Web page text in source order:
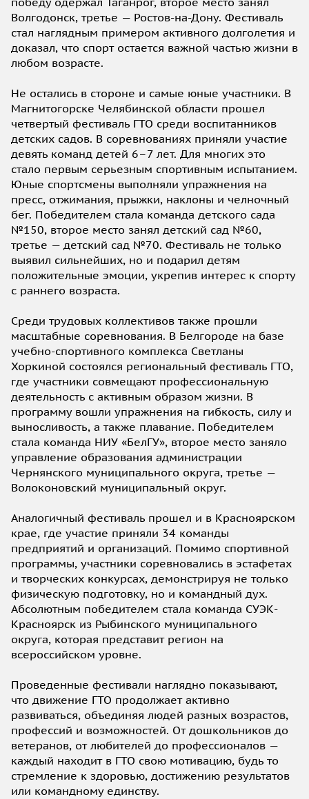
Волгодонск, третье — Ростов-на-Дону. Фестиваль
стал наглядным примером активного долголетия и
доказал, что спорт остается важной частью жизни в
любом возрасте.
Не остались в стороне и самые юные участники. В
Магнитогорске Челябинской области прошел
четвертый фестиваль ГТО среди воспитанников
детских садов. В соревнованиях приняли участие
девять команд детей 6–7 лет. Для многих это
стало первым серьезным спортивным испытанием.
Юные спортсмены выполняли упражнения на
пресс, отжимания, прыжки, наклоны и челночный
бег. Победителем стала команда детского сада
№150, второе место занял детский сад №60,
третье — детский сад №70. Фестиваль не только
выявил сильнейших, но и подарил детям
положительные эмоции, укрепив интерес к спорту
с раннего возраста.
Среди трудовых коллективов также прошли
масштабные соревнования. В Белгороде на базе
учебно-спортивного комплекса Светланы
Хоркиной состоялся региональный фестиваль ГТО,
где участники совмещают профессиональную
деятельность с активным образом жизни. В
программу вошли упражнения на гибкость, силу и
выносливость, а также плавание. Победителем
стала команда НИУ «БелГУ», второе место заняло
управление образования администрации
Чернянского муниципального округа, третье —
Волоконовский муниципальный округ.
Аналогичный фестиваль прошел и в Красноярском
крае, где участие приняли 34 команды
предприятий и организаций. Помимо спортивной
программы, участники соревновались в эстафетах
и творческих конкурсах, демонстрируя не только
физическую подготовку, но и командный дух.
Абсолютным победителем стала команда СУЭК-
Красноярск из Рыбинского муниципального
округа, которая представит регион на
всероссийском уровне.
Проведенные фестивали наглядно показывают,
что движение ГТО продолжает активно
развиваться, объединяя людей разных возрастов,
профессий и возможностей. От дошкольников до
ветеранов, от любителей до профессионалов —
каждый находит в ГТО свою мотивацию, будь то
стремление к здоровью, достижению результатов
или командному единству.